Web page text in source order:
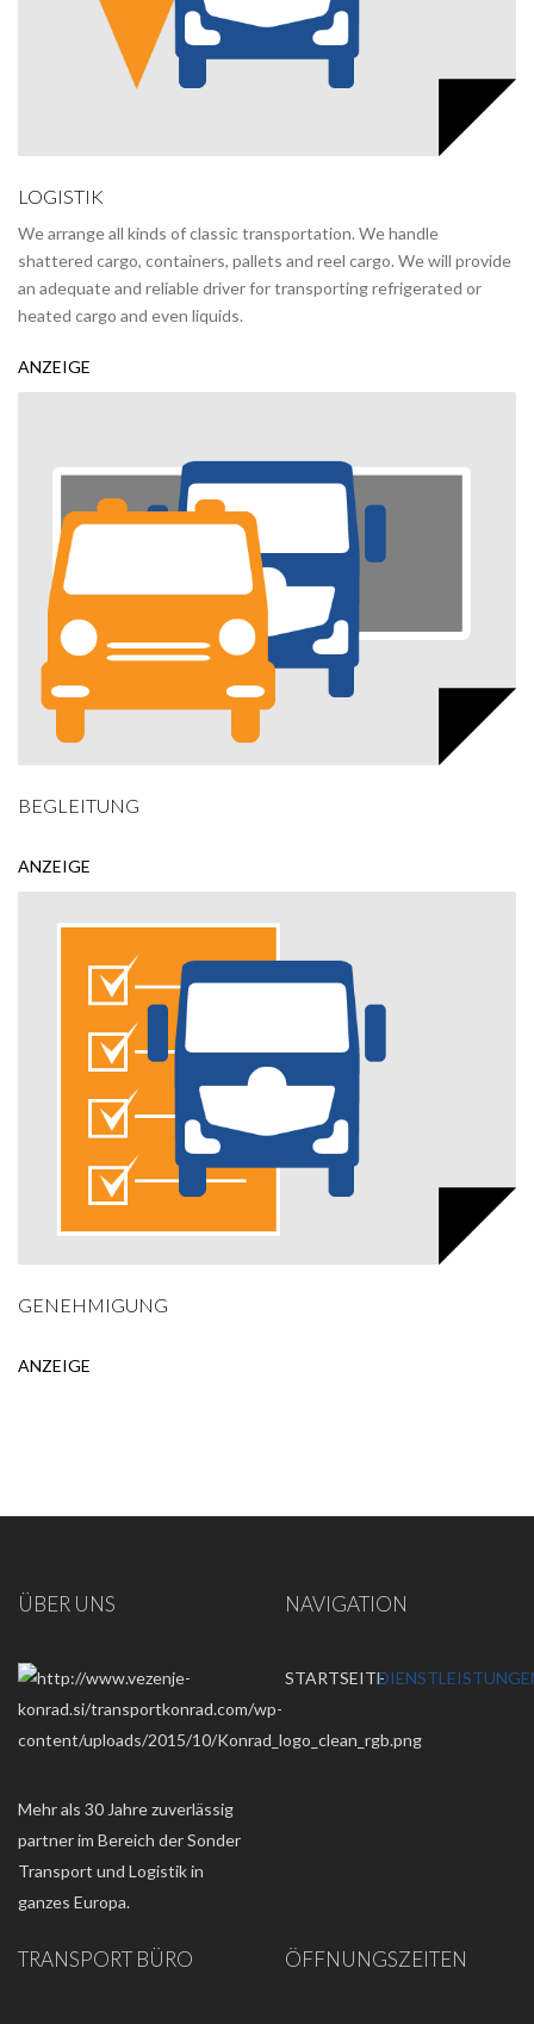
LOGISTIK
We arrange all kinds of classic transportation. We handle
shattered cargo, containers, pallets and reel cargo. We will provide
an adequate and reliable driver for transporting refrigerated or
heated cargo and even liquids.
ANZEIGE
BEGLEITUNG
ANZEIGE
GENEHMIGUNG
ANZEIGE
ÜBER UNS
Mehr als 30 Jahre zuverlässig
partner im Bereich der Sonder
Transport und Logistik in
ganzes Europa.
NAVIGATION
STARTSEITE
TRANSPORT BÜRO ÖFFNUNGSZEITEN